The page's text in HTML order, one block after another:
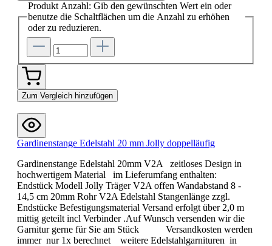
Produkt Anzahl: Gib den gewünschten Wert ein oder
benutze die Schaltflächen um die Anzahl zu erhöhen
oder zu reduzieren.
Zum Vergleich hinzufügen
Gardinenstange Edelstahl 20 mm Jolly doppelläufig
Gardinenstange Edelstahl 20mm V2A zeitloses Design in
hochwertigem Material im Lieferumfang enthalten:
Endstück Modell Jolly Träger V2A offen Wandabstand 8 -
14,5 cm 20mm Rohr V2A Edelstahl Stangenlänge zzgl.
Endstücke Befestigungsmaterial Versand erfolgt über 2,0 m
mittig geteilt incl Verbinder .Auf Wunsch versenden wir die
Garnitur gerne für Sie am Stück Versandkosten werden
immer nur 1x berechnet weitere Edelstahlgarnituren in